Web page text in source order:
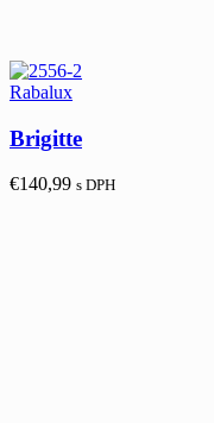
Rabalux
Brigitte
€140,99 s DPH